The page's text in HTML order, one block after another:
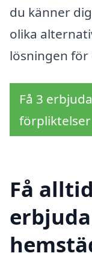
du känner
olika
lösningen för
Få 3
förpliktelser
Få